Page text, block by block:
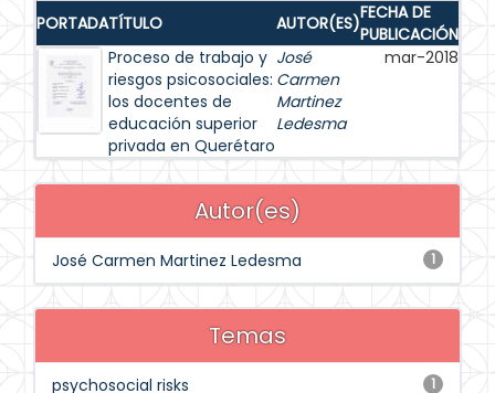
PORTADATÍTULO AUTOR(ES)FECHA DE
PUBLICACIÓN
Proceso de trabajo y
riesgos psicosociales:
los docentes de
educación superior
privada en Querétaro
José
Carmen
Martinez
Ledesma
mar-2018
Autor(es)
1
José Carmen Martinez Ledesma
Temas
1
psychosocial risks